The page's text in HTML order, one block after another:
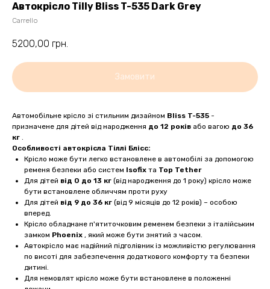
Автокрісло Tilly Bliss T-535 Dark Grey
Carrello
5200,00 грн.
Замовити
Автомобільне крісло зі стильним дизайном Bliss T-535 -
призначене для дітей від народження до 12 років або вагою до 36
кг .
Особливості автокрісла Тіллі Блісс:
Крісло може бути легко встановлене в автомобілі за допомогою
ременя безпеки або систем Isofix та Top Tether
Для дітей від 0 до 13 кг (від народження до 1 року) крісло може
бути встановлене обличчям проти руху
Для дітей від 9 до 36 кг (від 9 місяців до 12 років) – особою
вперед.
Крісло обладнане п'ятиточковим ременем безпеки з італійським
замком Phoenix , який може бути знятий з часом.
Автокрісло має надійний підголівник із можливістю регулювання
по висоті для забезпечення додаткового комфорту та безпеки
дитині.
Для немовлят крісло може бути встановлене в положенні